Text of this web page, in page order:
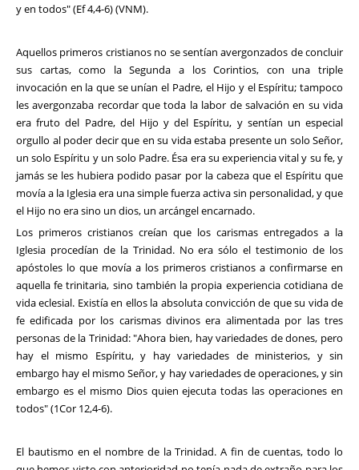
y en todos" (Ef 4,4-6) (VNM).
Aquellos primeros cristianos no se sentían avergonzados de concluir
sus cartas, como la Segunda a los Corintios, con una triple
invocación en la que se unían el Padre, el Hijo y el Espíritu; tampoco
les avergonzaba recordar que toda la labor de salvación en su vida
era fruto del Padre, del Hijo y del Espíritu, y sentían un especial
orgullo al poder decir que en su vida estaba presente un solo Señor,
un solo Espíritu y un solo Padre. Ésa era su experiencia vital y su fe, y
jamás se les hubiera podido pasar por la cabeza que el Espíritu que
movía a la Iglesia era una simple fuerza activa sin personalidad, y que
el Hijo no era sino un dios, un arcángel encarnado.
Los primeros cristianos creían que los carismas entregados a la
Iglesia procedían de la Trinidad. No era sólo el testimonio de los
apóstoles lo que movía a los primeros cristianos a confirmarse en
aquella fe trinitaria, sino también la propia experiencia cotidiana de
vida eclesial. Existía en ellos la absoluta convicción de que su vida de
fe edificada por los carismas divinos era alimentada por las tres
personas de la Trinidad: "Ahora bien, hay variedades de dones, pero
hay el mismo Espíritu, y hay variedades de ministerios, y sin
embargo hay el mismo Señor, y hay variedades de operaciones, y sin
embargo es el mismo Dios quien ejecuta todas las operaciones en
todos" (1Cor 12,4-6).
El bautismo en el nombre de la Trinidad. A fin de cuentas, todo lo